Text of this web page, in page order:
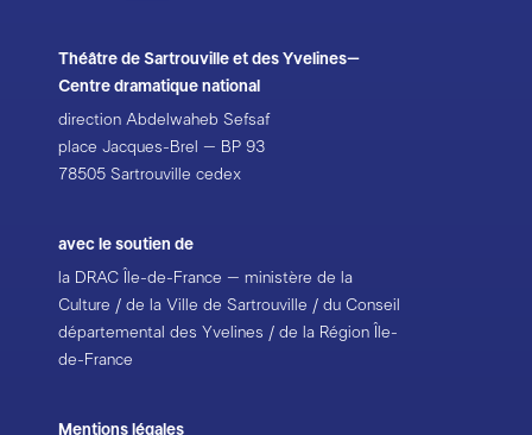
Théâtre de Sartrouville et des Yvelines–
Centre dramatique national
direction Abdelwaheb Sefsaf
place Jacques-Brel – BP 93
78505 Sartrouville cedex
avec le soutien de
la DRAC Île-de-France – ministère de la
Culture / de la Ville de Sartrouville / du Conseil
départemental des Yvelines / de la Région Île-
de-France
Mentions légales